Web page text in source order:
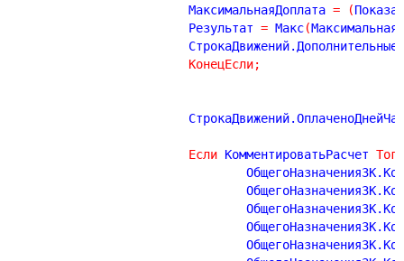
			МаксимальнаяДоплата
= (
			Результат
= Макс(
КонецЕсли;
Если КомментироватьРасчет